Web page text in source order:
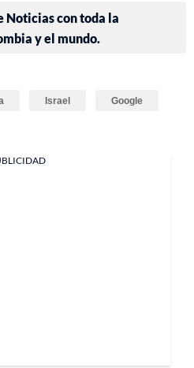
Noticias con toda la
y el mundo.
Israel Google